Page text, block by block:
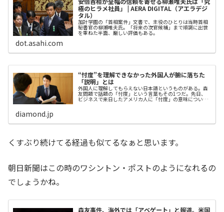
極のヒラメ社員」 | AERA DIGITAL（アエラデジ
タル）
加計学園の「首相案件」文書で、主役のひとりは当時首相
秘書官の柳瀬唯夫氏。「将来の次官候補」まで順調に出世
を重ねた半面、厳しい評価もある。
dot.asahi.com
“忖度”を理解できなかった外国人が腑に落ちた
「説明」とは
外国人に理解してもらえない日本語というものがある。森
友問題で話題の「忖度」という言葉もその1つだ。先日、
ビジネスで来日したアメリカ人に「忖度」の意味について
diamond.jp
くすぶり続けてる経過も似てるなぁと思います。
朝日新聞はこの時のワシントン・ポストのようになれるの
でしょうかね。
森友事件、海外では「アベゲート」と報道。米国